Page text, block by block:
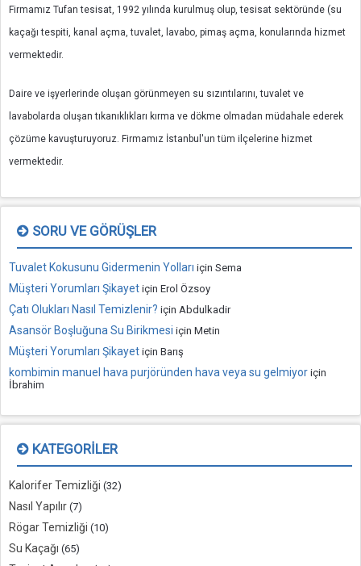
Firmamız Tufan tesisat, 1992 yılında kurulmuş olup, tesisat sektöründe (su
kaçağı tespiti, kanal açma, tuvalet, lavabo, pimaş açma, konularında hizmet
vermektedir.
Daire ve işyerlerinde oluşan görünmeyen su sızıntılarını, tuvalet ve
lavabolarda oluşan tıkanıklıkları kırma ve dökme olmadan müdahale ederek
çözüme kavuşturuyoruz. Firmamız İstanbul'un tüm ilçelerine hizmet
vermektedir.
SORU VE GÖRÜŞLER
Tuvalet Kokusunu Gidermenin Yolları için Sema
Müşteri Yorumları Şikayet için Erol Özsoy
Çatı Olukları Nasıl Temizlenir? için Abdulkadir
Asansör Boşluğuna Su Birikmesi için Metin
Müşteri Yorumları Şikayet için Barış
kombimin manuel hava purjöründen hava veya su gelmiyor için
İbrahim
KATEGORILER
Kalorifer Temizliği (32)
Nasıl Yapılır (7)
Rögar Temizliği (10)
Su Kaçağı (65)